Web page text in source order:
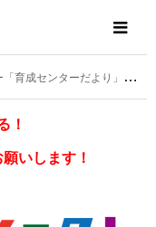
ンターだより」第１号発行
！
いします！